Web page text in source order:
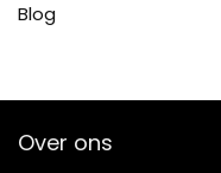
Blog
Over ons